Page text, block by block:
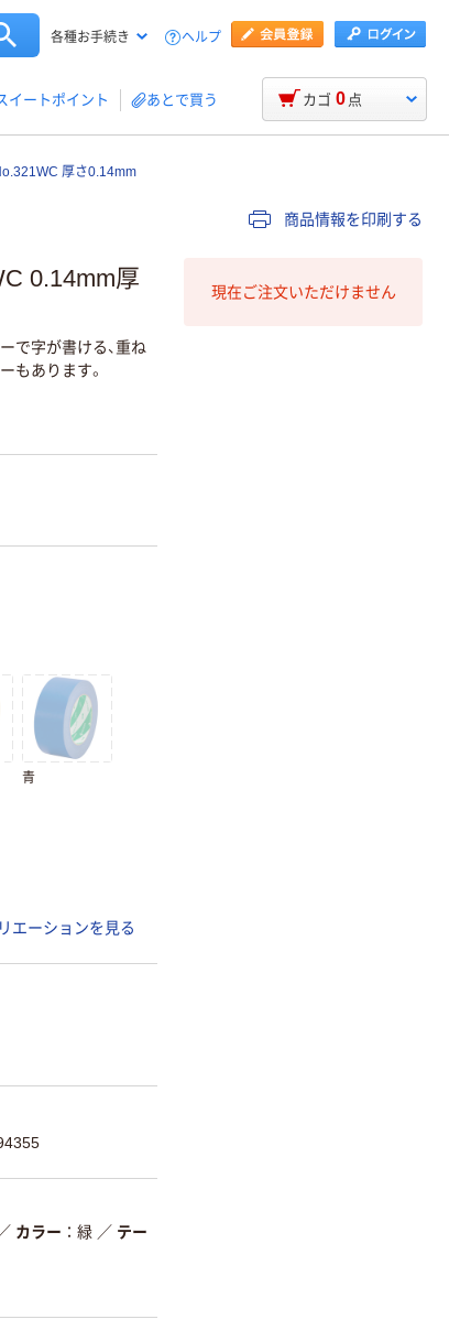
各種お手続き ヘルプ
イートポイント あとで買う カゴ 0 点
厚さ0.14mm
商品情報を印刷する
0.14mm厚
で字が書ける、重ね
もあります。
青
エーションを見る
／ カラー 緑 ／ テー
現在ご注文いただけません